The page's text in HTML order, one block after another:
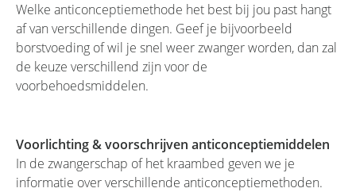
Welke anticonceptiemethode het best bij jou past hangt
af van verschillende dingen. Geef je bijvoorbeeld
borstvoeding of wil je snel weer zwanger worden, dan zal
de keuze verschillend zijn voor de
voorbehoedsmiddelen.
Voorlichting & voorschrijven anticonceptiemiddelen
In de zwangerschap of het kraambed geven we je
informatie over verschillende anticonceptiemethoden.